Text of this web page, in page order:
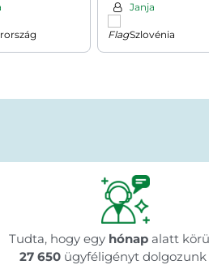
Janja
Szlovénia
Béla Horváth
1 nappal ezelőtt
★★★★★
★★★★★
★★★★★
"Gyorsan megérkezett a megrendelt
termék."
Tudta, hogy egy hónapalatt
27 650 ügyféligényt dolgozunk